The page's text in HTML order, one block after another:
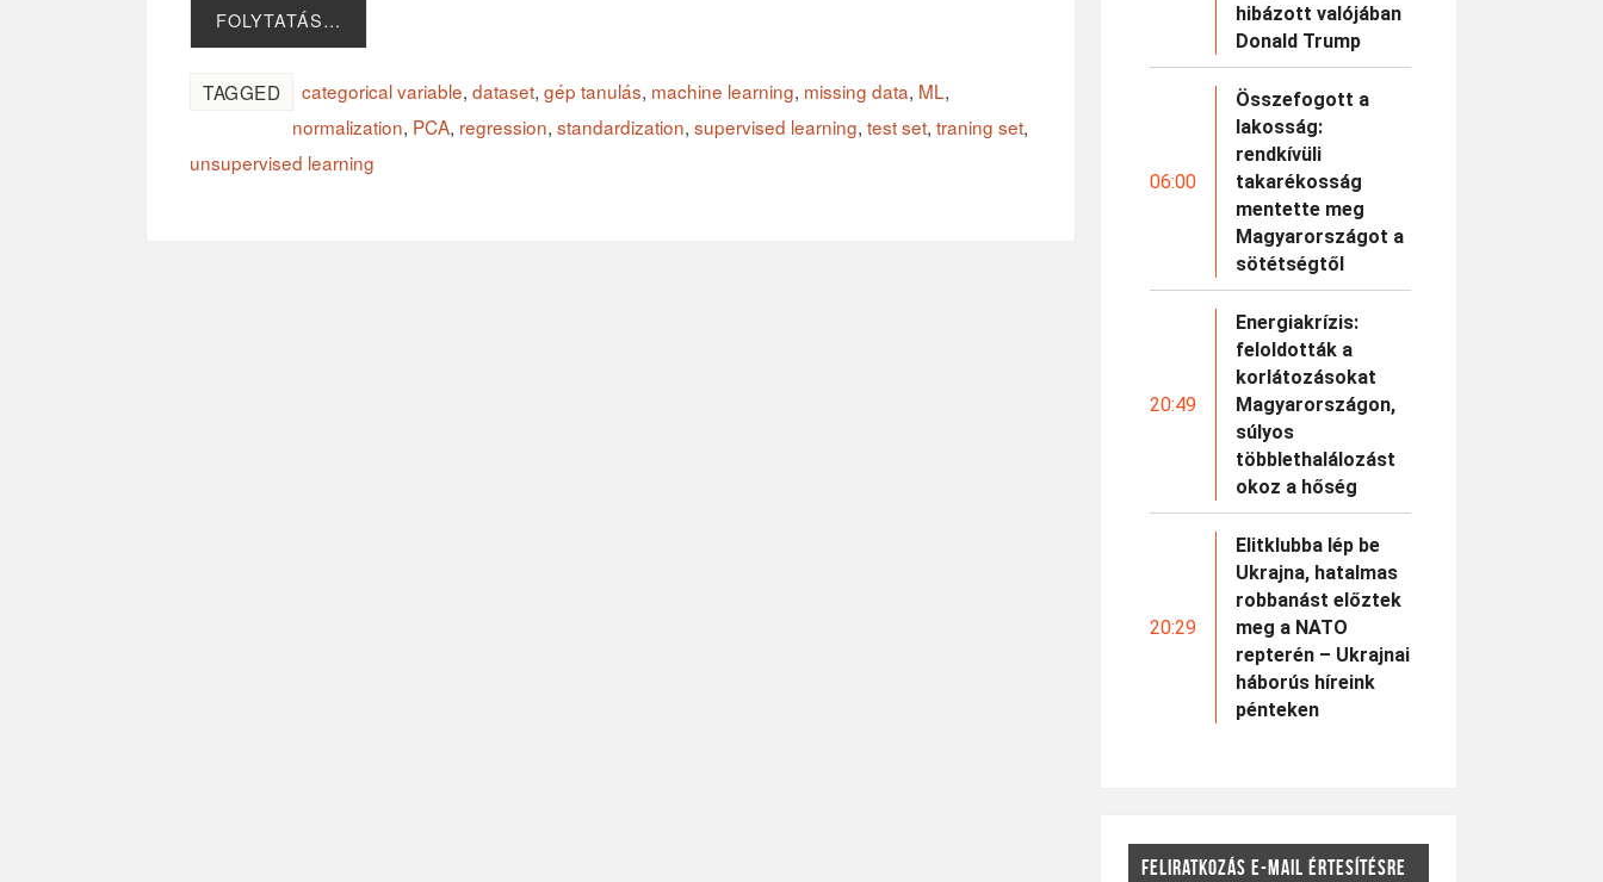
FOLYTATÁS…
TAGGED categorical variable, dataset, gép tanulás, machine learning, missing data, ML,
normalization, PCA, regression, standardization, supervised learning, test set, traning set,
unsupervised learning
hibázott valójában
Donald Trump
06:00
Összefogott a
lakosság:
rendkívüli
takarékosság
mentette meg
Magyarországot a
sötétségtől
20:49
Energiakrízis:
feloldották a
korlátozásokat
Magyarországon,
súlyos
többlethalálozást
okoz a hőség
20:29
Elitklubba lép be
Ukrajna, hatalmas
robbanást előztek
meg a NATO
repterén – Ukrajnai
háborús híreink
pénteken
FELIRATKOZÁS E-MAIL ÉRTESÍTÉSRE